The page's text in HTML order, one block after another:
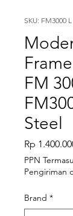
SKU: FM3000 L
FM
Steel
Rp
PPN
Pengiriman
Brand *